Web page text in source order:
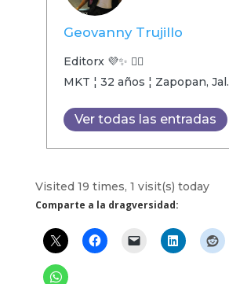
Geovanny Trujillo
Editorx 💜✨ 🏳️‍🌈
MKT ¦ 32 años ¦ Zapopan, Jal.
Ver todas las entradas
Visited 19 times, 1 visit(s) today
Comparte a la dragversidad: